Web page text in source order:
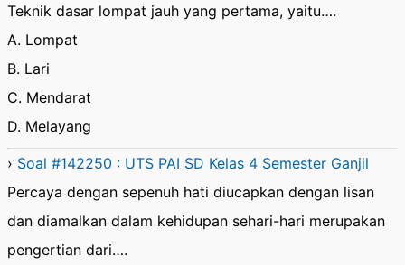
Teknik dasar lompat jauh yang pertama, yaitu….
A. Lompat
B. Lari
C. Mendarat
D. Melayang
› Soal #142250 : UTS PAI SD Kelas 4 Semester Ganjil
Percaya dengan sepenuh hati diucapkan dengan lisan
dan diamalkan dalam kehidupan sehari-hari merupakan
pengertian dari….